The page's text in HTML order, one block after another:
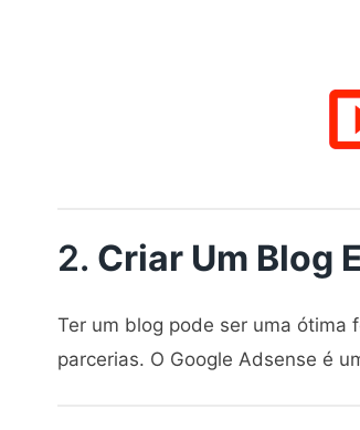
2. Criar Um Blog
Ter um blog pode ser uma ótima
parcerias. O Google Adsense é